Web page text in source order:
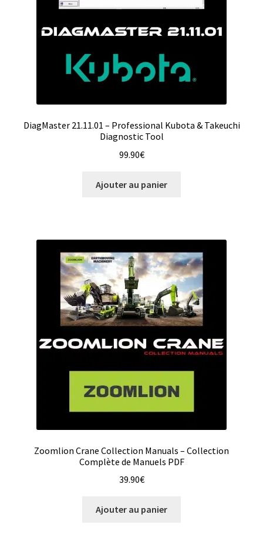
DiagMaster 21.11.01 – Professional Kubota & Takeuchi
Diagnostic Tool
99.90€
Ajouter au panier
Zoomlion Crane Collection Manuals – Collection
Complète de Manuels PDF
39.90€
Ajouter au panier